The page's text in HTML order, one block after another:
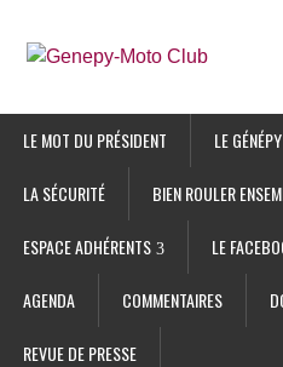
LE MOT DU PRÉSIDENT LE
LA SÉCURITÉ BIEN ROULER
ESPACE ADHÉRENTS LE
AGENDA COMMENTAIRES
REVUE DE PRESSE